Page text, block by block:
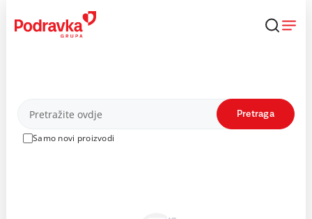
content
Proizvodi
Samo novi proizvodi
Pretraga